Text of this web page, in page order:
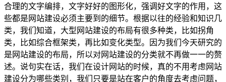
合理的文字编排，文字好好的图形化，强调好文字的作用，这
些都是网站建设必须主要到的细节。根据以往的经验和知识几
类，我们知道，大型网站建设的布局有很多种类，比如拐角
类，比如综合框架类，再比如变化类型。因为我们今天研究的
是网站建设的布局，所以对网站建设的分类就不再做一一的赘
述。说句实在话，我们在设计网站的时候，真的不用考虑网站
建设分为哪些类别，我们只要是站在客户的角度去考虑问题，